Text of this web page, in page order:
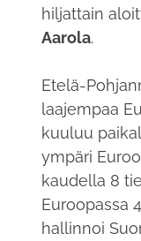
hiljattain
Aarola.
Etelä-
laajempaa
kuuluu
ympäri
kaudella 8
Euroopassa
hallinnoi